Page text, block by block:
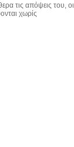
τις απόψεις του, οι
χωρίς